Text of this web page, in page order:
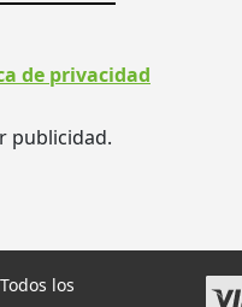
de privacidad
publicidad.
los